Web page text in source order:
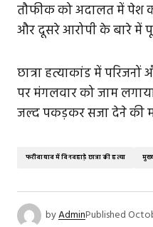
तौफीक को अदालत में पेश
और दूसरे आरोपी के बारे में
छात्रा हत्याकांड में परिजनों
पर मंगलवार को जाम
जल्द पकड़कर सजा देने की
फरीदाबाद में दिनदहाड़े छात्रा की हत्या
byAdminPublished